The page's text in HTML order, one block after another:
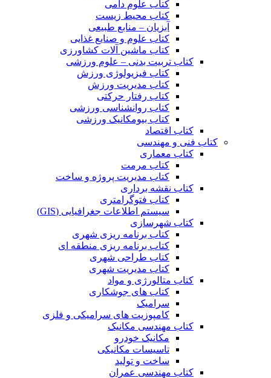
کتاب علوم دامی
کتاب محیط زیست
آبزیان – منابع طبیعی
کتاب علوم و صنایع غذایی
کتاب ماشین آلات کشاورزی
کتاب تربیت بدنی – علوم ورزشی
کتاب فیزیولوژی ورزش
کتاب مدیریت ورزش
کتاب رفتار حرکتی
کتاب روانشناسی ورزشی
کتاب بیومکانیک ورزشی
کتاب اقتصاد
کتاب فنی و مهندسی
کتاب معماری
کتاب مرمت
کتاب مدیریت پروژه و ساخت
کتاب نقشه برداری
کتاب فتوگرامتری
سیستم اطلاعات جغرافیایی (GIS)
کتاب شهرسازی
کتاب برنامه ریزی شهری
کتاب برنامه ریزی منطقه ای
کتاب طراحی شهری
کتاب مدیریت شهری
کتاب متالورژی و مواد
کتاب های جوشکاری
سرامیک
کامپوزیت های سرامیکی و فلزی
کتاب مهندسی مکانیک
مکانیک خودرو
تاسیسات مکانیکی
ساخت و تولید
کتاب مهندسی عمران